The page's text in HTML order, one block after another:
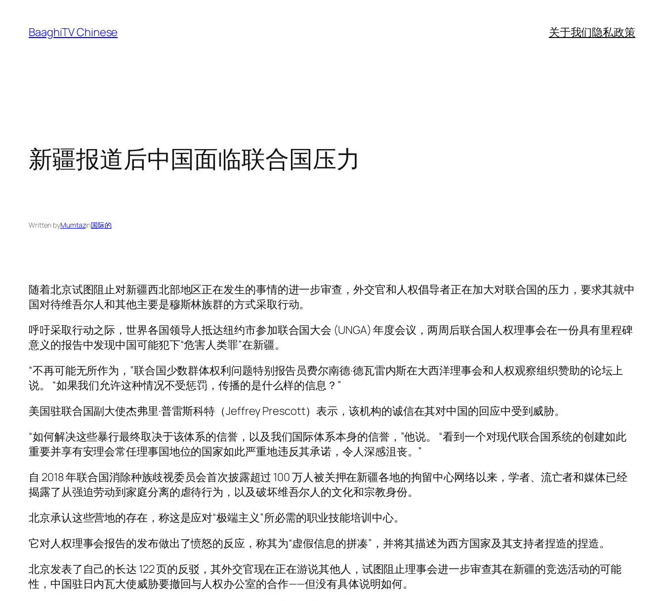
content
BaaghiTV Chinese 关于我们隐私政策
新疆报道后中国面临联合国压力
Written byMumtazin国际的
随着北京试图阻止对新疆西北部地区正在发生的事情的进一步审查，外交官和人权倡导者正在加大对联合国的压力，要求其就中
国对待维吾尔人和其他主要是穆斯林族群的方式采取行动。
呼吁采取行动之际，世界各国领导人抵达纽约市参加联合国大会 (UNGA) 年度会议，两周后联合国人权理事会在一份具有里程碑
意义的报告中发现中国可能犯下“危害人类罪”在新疆。
“不再可能无所作为，”联合国少数群体权利问题特别报告员费尔南德·德瓦雷内斯在大西洋理事会和人权观察组织赞助的论坛上
说。 “如果我们允许这种情况不受惩罚，传播的是什么样的信息？”
美国驻联合国副大使杰弗里·普雷斯科特（Jeffrey Prescott）表示，该机构的诚信在其对中国的回应中受到威胁。
“如何解决这些暴行最终取决于该体系的信誉，以及我们国际体系本身的信誉，”他说。 “看到一个对现代联合国系统的创建如此
重要并享有安理会常任理事国地位的国家如此严重地违反其承诺，令人深感沮丧。”
自 2018 年联合国消除种族歧视委员会首次披露超过 100 万人被关押在新疆各地的拘留中心网络以来，学者、流亡者和媒体已经
揭露了从强迫劳动到家庭分离的虐待行为，以及破坏维吾尔人的文化和宗教身份。
北京承认这些营地的存在，称这是应对“极端主义”所必需的职业技能培训中心。
它对人权理事会报告的发布做出了愤怒的反应，称其为“虚假信息的拼凑”，并将其描述为西方国家及其支持者捏造的捏造。
北京发表了自己的长达 122 页的反驳，其外交官现在正在游说其他人，试图阻止理事会进一步审查其在新疆的竞选活动的可能
性，中国驻日内瓦大使威胁要撤回与人权办公室的合作——但没有具体说明如何。